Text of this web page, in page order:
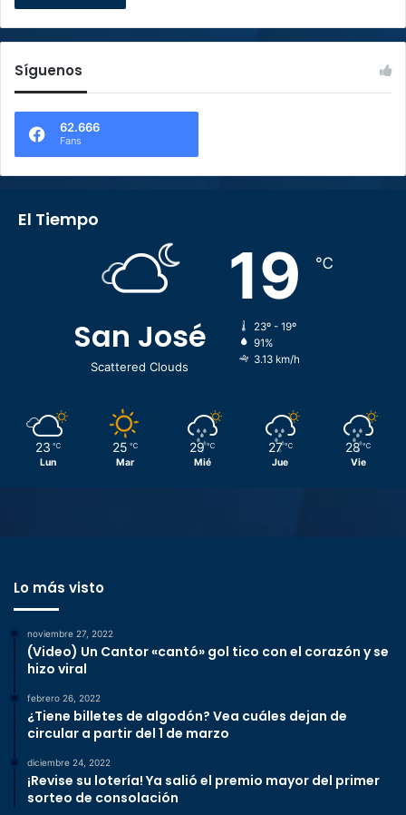
Síguenos
62.666
Fans
El Tiempo
San José
Scattered Clouds
19 ℃
23º - 19º
91%
3.13 km/h
23 ℃
Lun
25 ℃
Mar
29 ℃
Mié
27 ℃
Jue
28 ℃
Vie
Lo más visto
noviembre 27, 2022
(Video) Un Cantor «cantó» gol tico con el corazón y se
hizo viral
febrero 26, 2022
¿Tiene billetes de algodón? Vea cuáles dejan de
circular a partir del 1 de marzo
diciembre 24, 2022
¡Revise su lotería! Ya salió el premio mayor del primer
sorteo de consolación